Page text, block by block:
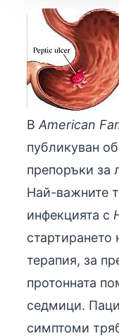
ВAmerican
публикуван
препоръки за
Най-важните
инфекцията с
стартирането
терапия, за
протонната
седмици.
симптоми